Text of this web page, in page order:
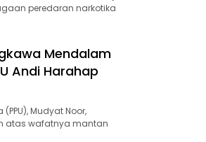
peredaran narkotika
Mendalam
Andi Harahap
(PPU), Mudyat Noor,
atas wafatnya mantan